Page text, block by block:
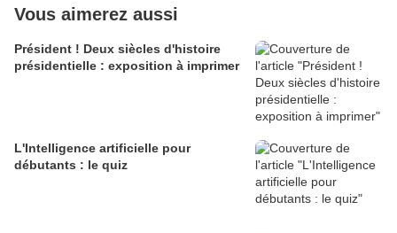
Vous aimerez aussi
Président ! Deux siècles d'histoire
présidentielle : exposition à imprimer
L'Intelligence artificielle pour
débutants : le quiz